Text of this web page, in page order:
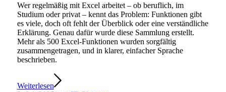
Wer regelmäßig mit Excel arbeitet – ob beruflich, im
Studium oder privat – kennt das Problem: Funktionen gibt
es viele, doch oft fehlt der Überblick oder eine verständliche
Erklärung. Genau dafür wurde diese Sammlung erstellt.
Mehr als 500 Excel-Funktionen wurden sorgfältig
zusammengetragen, und in klarer, einfacher Sprache
beschrieben.
Weiterlesen